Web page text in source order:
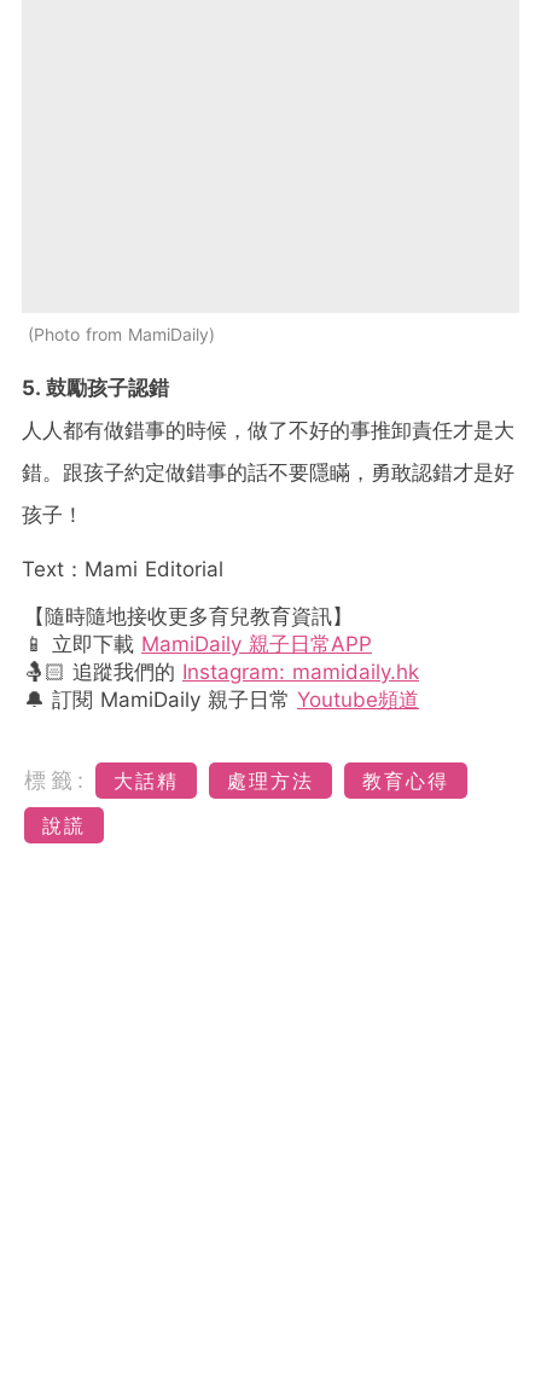
Photo from MamiDaily
5. 鼓勵孩子認錯
人人都有做錯事的時候，做了不好的事推卸責任才是大
錯。跟孩子約定做錯事的話不要隱瞞，勇敢認錯才是好
孩子！
Text：Mami Editorial
【隨時隨地接收更多育兒教育資訊】
📱 立即下載 MamiDaily 親子日常APP
🤱🏻 追蹤我們的 Instagram: mamidaily.hk
🔔 訂閱 MamiDaily 親子日常 Youtube頻道
標籤: 大話精 處理方法
教育心得
說謊